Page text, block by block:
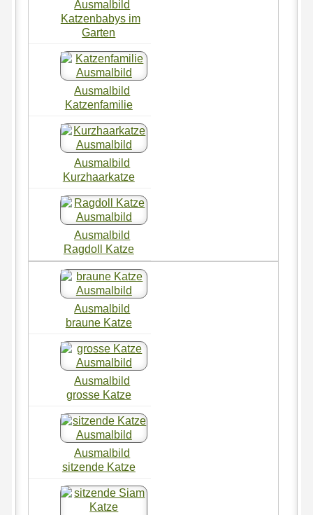
Ausmalbild
Katzenbabys im
Garten
Ausmalbild
Katzenfamilie
Ausmalbild
Kurzhaarkatze
Ausmalbild
Ragdoll Katze
Ausmalbild
braune Katze
Ausmalbild
grosse Katze
Ausmalbild
sitzende Katze